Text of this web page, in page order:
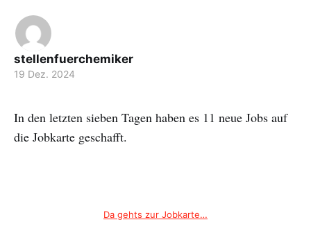
stellenfuerchemiker
19 Dez. 2024
In den letzten sieben Tagen haben es 11 neue Jobs auf
die Jobkarte geschafft.
Da gehts zur Jobkarte…